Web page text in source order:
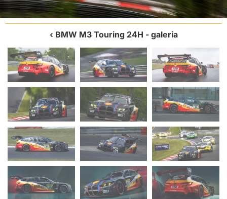
BMW M3 Touring 24H - galeria